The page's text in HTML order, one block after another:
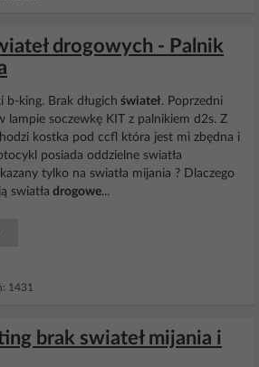
drogowych - Palnik
king. Brak długich świateł. Poprzedni
lampie soczewkę KIT z palnikiem d2s. Z
kostka pod ccfl która jest mi zbędna i
posiada oddzielne swiatła
tylko na swiatła mijania ? Dlaczego
swiatła drogowe...
1431
brak swiateł mijania i